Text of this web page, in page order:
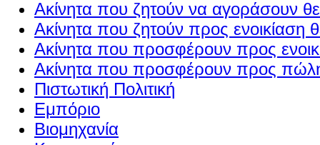
Ακίνητα που ζητούν να αγοράσουν
Ακίνητα που ζητούν προς ενοικίαση
Ακίνητα που προσφέρουν προς
Ακίνητα που προσφέρουν προς
Πιστωτική Πολιτική
Εμπόριο
Βιομηχανία